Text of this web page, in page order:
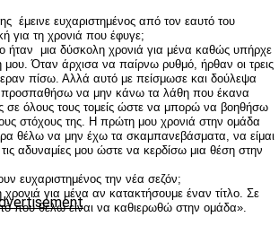
ευχαριστημένος από τον εαυτό του
για τη χρονιά που έφυγε;
ήταν μια δύσκολη χρονιά για μένα καθώς υπήρχε
μου. Όταν άρχισα να παίρνω ρυθμό, ήρθαν οι τρεις
πίσω. Αλλά αυτό με πείσμωσε και δούλεψα
προσπαθήσω να μην κάνω τα λάθη που έκανα
σε όλους τους τομείς ώστε να μπορώ να βοηθήσω
στόχους της. Η πρώτη μου χρονιά στην ομάδα
θέλω να μην έχω τα σκαμπανεβάσματα, να είμαι
αδυναμίες μου ώστε να κερδίσω μια θέση στην
την νέα σεζόν;
για μένα αν κατακτήσουμε έναν τίτλο. Σε
που θέλω είναι να καθιερωθώ στην ομάδα».